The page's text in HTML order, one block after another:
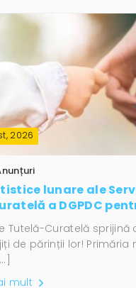
2026
lunare ale
a DGPDC
Tutelă-Curatelă sprijină
de părinții lor! Primăria
mult